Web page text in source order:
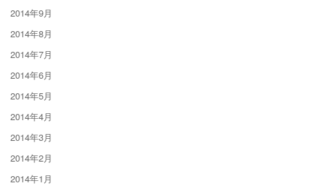
2014年9月
2014年8月
2014年7月
2014年6月
2014年5月
2014年4月
2014年3月
2014年2月
2014年1月